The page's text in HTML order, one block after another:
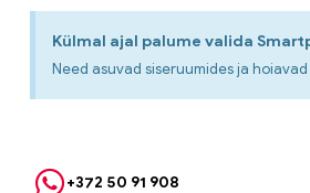
Külmal ajal palume valida
Need asuvad siseruumides ja
+372 50 91 908